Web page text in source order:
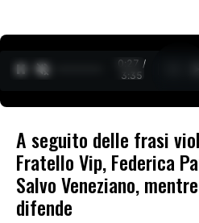
0:27 /
3:35
A seguito delle frasi
Fratello Vip, Federica
Salvo Veneziano,
difende